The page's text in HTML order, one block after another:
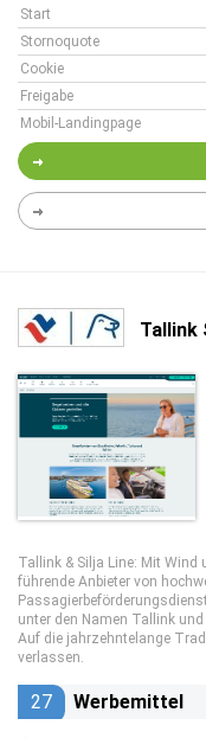
Start
Stornoquote
Cookie
Freigabe
Mobil-Landingpage
Tallink
Tallink & Silja Line: Mit Wind
führende Anbieter von
unter den Namen Tallink
Auf die jahrzehntelange
verlassen.
27 Werbemittel